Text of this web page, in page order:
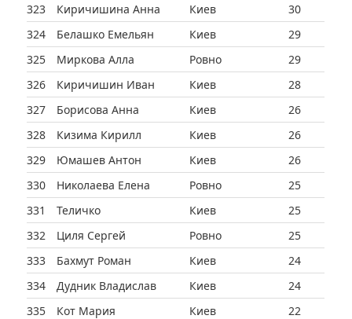
323
Киричишина Анна Киев
30
324
Белашко Емельян Киев
29
325
Миркова Алла Ровно
29
326
Киричишин Иван Киев
28
327
Борисова Анна Киев
26
328
Кизима Кирилл Киев
26
329
Юмашев Антон Киев
26
330
Николаева Елена Ровно
25
331
Теличко Киев
25
332
Циля Сергей Ровно
25
333
Бахмут Роман Киев
24
334
Дудник Владислав Киев
24
335
Кот Мария Киев
22